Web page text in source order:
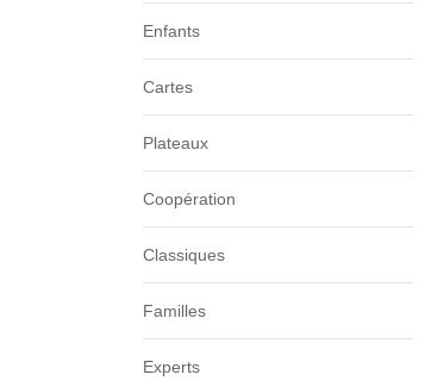
Enfants
Cartes
Plateaux
Coopération
Classiques
Familles
Experts